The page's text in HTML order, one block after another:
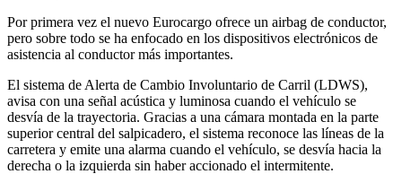
Por primera vez el nuevo Eurocargo ofrece un airbag de conductor,
pero sobre todo se ha enfocado en los dispositivos electrónicos de
asistencia al conductor más importantes.
El sistema de Alerta de Cambio Involuntario de Carril (LDWS),
avisa con una señal acústica y luminosa cuando el vehículo se
desvía de la trayectoria. Gracias a una cámara montada en la parte
superior central del salpicadero, el sistema reconoce las líneas de la
carretera y emite una alarma cuando el vehículo, se desvía hacia la
derecha o la izquierda sin haber accionado el intermitente.